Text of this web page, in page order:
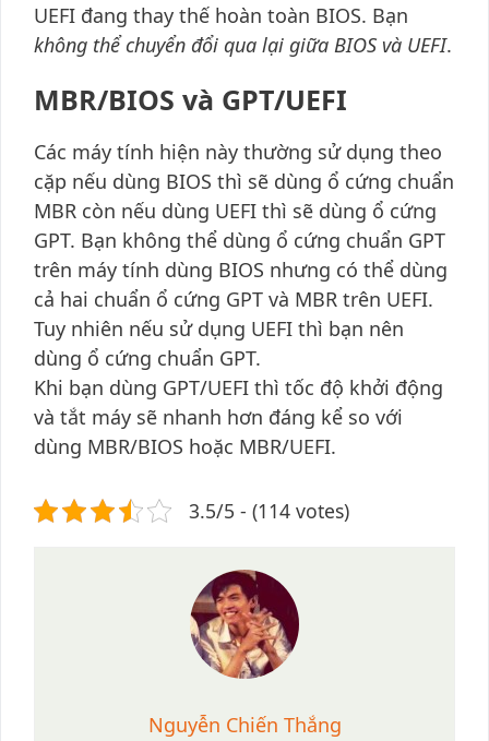
UEFI đang thay thế hoàn toàn BIOS. Bạn
không thể chuyển đổi qua lại giữa BIOS và UEFI.
MBR/BIOS và GPT/UEFI
Các máy tính hiện này thường sử dụng theo
cặp nếu dùng BIOS thì sẽ dùng ổ cứng chuẩn
MBR còn nếu dùng UEFI thì sẽ dùng ổ cứng
GPT. Bạn không thể dùng ổ cứng chuẩn GPT
trên máy tính dùng BIOS nhưng có thể dùng
cả hai chuẩn ổ cứng GPT và MBR trên UEFI.
Tuy nhiên nếu sử dụng UEFI thì bạn nên
dùng ổ cứng chuẩn GPT.
Khi bạn dùng GPT/UEFI thì tốc độ khởi động
và tắt máy sẽ nhanh hơn đáng kể so với
dùng MBR/BIOS hoặc MBR/UEFI.
3.5/5 - (114 votes)
Nguyễn Chiến Thắng